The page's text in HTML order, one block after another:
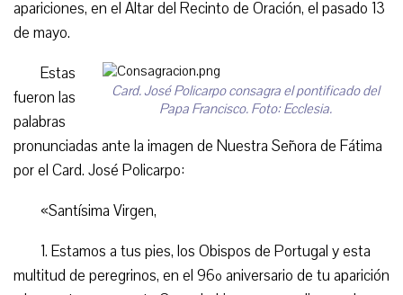
apariciones, en el Altar del Recinto de Oración, el pasado 13
de mayo.
Card. José Policarpo consagra el pontificado del
Papa Francisco. Foto: Ecclesia.
Estas
fueron las
palabras
pronunciadas ante la imagen de Nuestra Señora de Fátima
por el Card. José Policarpo:
«Santísima Virgen,
1. Estamos a tus pies, los Obispos de Portugal y esta
multitud de peregrinos, en el 96º aniversario de tu aparición